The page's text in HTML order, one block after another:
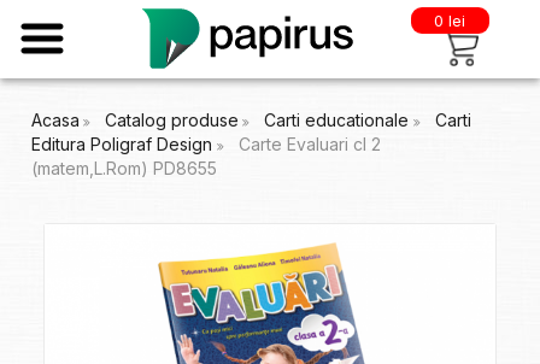
0 lei
Acasa Catalog produse Carti educationale
Carti
Editura Poligraf Design
Carte Evaluari cl 2
(matem,L.Rom) PD8655